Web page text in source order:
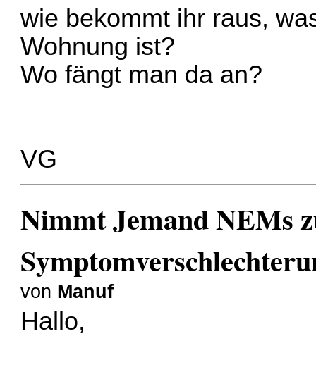
wie bekommt ihr raus,
Wohnung ist?
Wo fängt man da an?
VG
Nimmt Jemand NEMs
von Manuf
Hallo,